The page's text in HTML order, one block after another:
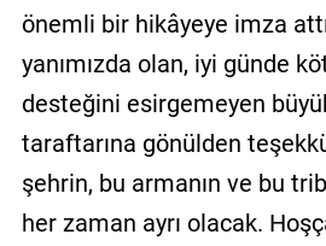
önemli bir hikâyeye imza
yanımızda olan, iyi günde
desteğini esirgemeyen
taraftarına gönülden
şehrin, bu armanın ve bu
her zaman ayrı olacak.